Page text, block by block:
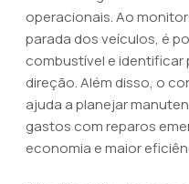
operacionais. Ao
parada dos veículos, é
combustível e identificar
direção. Além disso, o
ajuda a planejar
gastos com reparos
economia e maior